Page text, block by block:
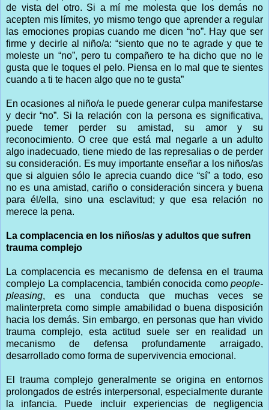
de vista del otro. Si a mí me molesta que los demás no
acepten mis límites, yo mismo tengo que aprender a regular
las emociones propias cuando me dicen “no”. Hay que ser
firme y decirle al niño/a: “siento que no te agrade y que te
moleste un “no”, pero tu compañero te ha dicho que no le
gusta que le toques el pelo. Piensa en lo mal que te sientes
cuando a ti te hacen algo que no te gusta”
En ocasiones al niño/a le puede generar culpa manifestarse
y decir “no”. Si la relación con la persona es significativa,
puede temer perder su amistad, su amor y su
reconocimiento. O cree que está mal negarle a un adulto
algo inadecuado, tiene miedo de las represalias o de perder
su consideración. Es muy importante enseñar a los niños/as
que si alguien sólo le aprecia cuando dice “sí” a todo, eso
no es una amistad, cariño o consideración sincera y buena
para él/ella, sino una esclavitud; y que esa relación no
merece la pena.
La complacencia en los niños/as y adultos que sufren
trauma complejo
La complacencia es mecanismo de defensa en el trauma
complejo La complacencia, también conocida como people-
pleasing, es una conducta que muchas veces se
malinterpreta como simple amabilidad o buena disposición
hacia los demás. Sin embargo, en personas que han vivido
trauma complejo, esta actitud suele ser en realidad un
mecanismo de defensa profundamente arraigado,
desarrollado como forma de supervivencia emocional.
El trauma complejo generalmente se origina en entornos
prolongados de estrés interpersonal, especialmente durante
la infancia. Puede incluir experiencias de negligencia